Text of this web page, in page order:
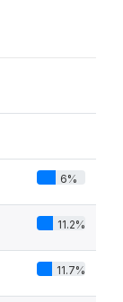
6%
11.2%
11.7%